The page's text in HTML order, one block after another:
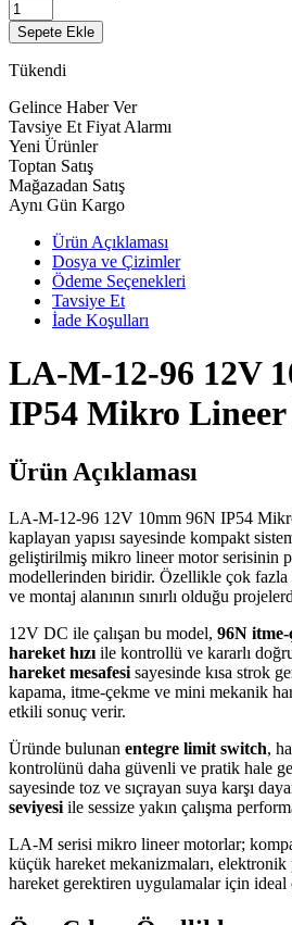
Sepete Ekle
Tükendi
Gelince Haber Ver
Tavsiye Et Fiyat Alarmı
Yeni Ürünler
Toptan Satış
Mağazadan Satış
Aynı Gün Kargo
Ürün Açıklaması
Dosya ve Çizimler
Ödeme Seçenekleri
Tavsiye Et
İade Koşulları
LA-M-12-96 12V
IP54 Mikro
Ürün Açıklaması
LA-M-12-96 12V 10mm 96N IP54
kaplayan yapısı sayesinde kompakt
geliştirilmiş mikro lineer motor serisinin
modellerinden biridir. Özellikle çok fazla
ve montaj alanının sınırlı olduğu
12V DC ile çalışan bu model, 96N itme-
hareket hızı ile kontrollü ve kararlı
hareket mesafesi sayesinde kısa strok
kapama, itme-çekme ve mini mekanik
etkili sonuç verir.
Üründe bulunan entegre limit switch,
kontrolünü daha güvenli ve pratik hale
sayesinde toz ve sıçrayan suya karşı
seviyesi ile sessize yakın çalışma
LA-M serisi mikro lineer motorlar;
küçük hareket mekanizmaları, elektronik
hareket gerektiren uygulamalar için ideal